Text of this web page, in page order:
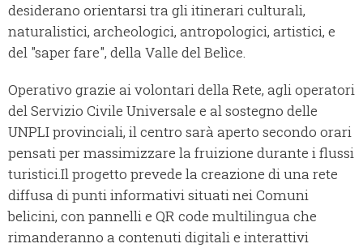
desiderano orientarsi tra gli itinerari culturali,
naturalistici, archeologici, antropologici, artistici, e
del "saper fare", della Valle del Belìce.
Operativo grazie ai volontari della Rete, agli operatori
del Servizio Civile Universale e al sostegno delle
UNPLI provinciali, il centro sarà aperto secondo orari
pensati per massimizzare la fruizione durante i flussi
turistici.Il progetto prevede la creazione di una rete
diffusa di punti informativi situati nei Comuni
belicini, con pannelli e QR code multilingua che
rimanderanno a contenuti digitali e interattivi